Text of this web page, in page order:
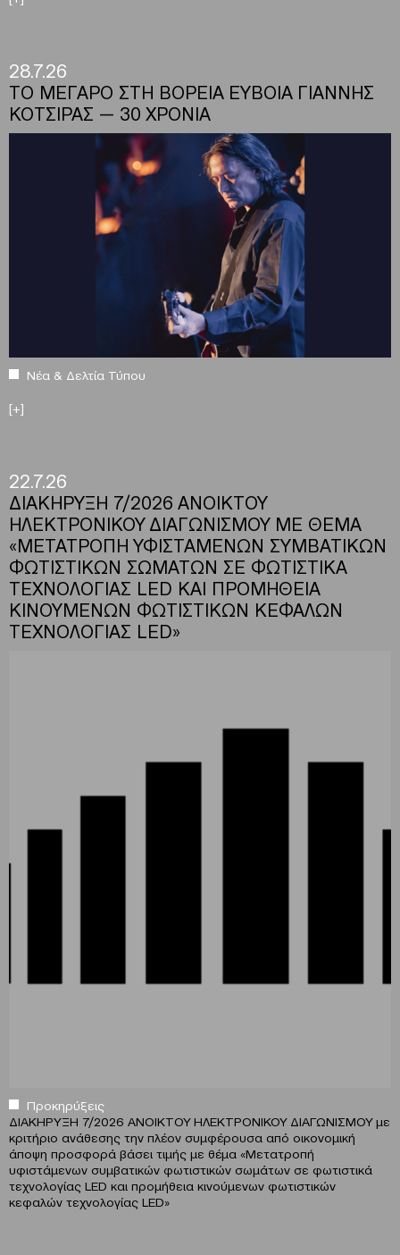
28.7.26
ΤΟ ΜΕΓΑΡΟ ΣΤΗ ΒΟΡΕΙΑ ΕΥΒΟΙΑ ΓΙΑΝΝΗΣ
ΚΟΤΣΙΡΑΣ — 30 ΧΡΟΝΙΑ
Νέα & Δελτία Τύπου
[+]
22.7.26
ΔΙΑΚΗΡΥΞΗ 7/2026 ΑΝΟΙΚΤΟΥ
ΗΛΕΚΤΡΟΝΙΚΟΥ ΔΙΑΓΩΝΙΣΜΟΥ ΜΕ ΘΕΜΑ
«ΜΕΤΑΤΡΟΠΗ ΥΦΙΣΤΑΜΕΝΩΝ ΣΥΜΒΑΤΙΚΩΝ
ΦΩΤΙΣΤΙΚΩΝ ΣΩΜΑΤΩΝ ΣΕ ΦΩΤΙΣΤΙΚΑ
ΤΕΧΝΟΛΟΓΙΑΣ LED ΚΑΙ ΠΡΟΜΗΘΕΙΑ
ΚΙΝΟΥΜΕΝΩΝ ΦΩΤΙΣΤΙΚΩΝ ΚΕΦΑΛΩΝ
ΤΕΧΝΟΛΟΓΙΑΣ LED»
Προκηρύξεις
ΔΙΑΚΗΡΥΞΗ 7/2026 ΑΝΟΙΚΤΟΥ ΗΛΕΚΤΡΟΝΙΚΟΥ ΔΙΑΓΩΝΙΣΜΟΥ με
κριτήριο ανάθεσης την πλέον συμφέρουσα από οικονομική
άποψη προσφορά βάσει τιμής με θέμα «Μετατροπή
υφιστάμενων συμβατικών φωτιστικών σωμάτων σε φωτιστικά
τεχνολογίας LED και προμήθεια κινούμενων φωτιστικών
κεφαλών τεχνολογίας LED»